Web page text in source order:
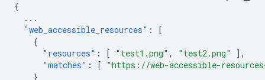
{
...
"web_accessible_resources" :
[
{
"resources" : [ "test1.png" , "test2.png"
],
"matches" : [
"https://web-accessible-
}